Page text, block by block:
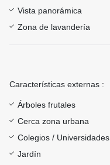
Vista panorámica
Zona de lavandería
Características externas :
Árboles frutales
Cerca zona urbana
Colegios / Universidades
Jardín